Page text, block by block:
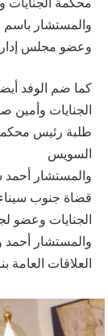
والمستشار
وعضو مجلس
كما ضم الوفد
الجنايات وأمين
طلبة رئيس
السويس
والمستشار
قضاة جنوب
الجنايات وعضو
والمستشار
العلاقات